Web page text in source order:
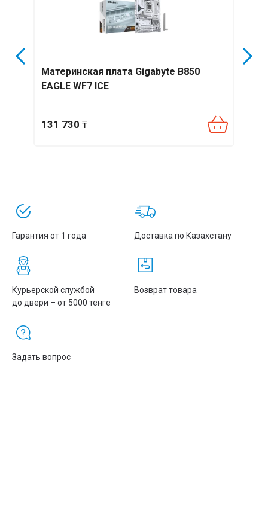
Материнская плата Gigabyte B850
EAGLE WF7 ICE
131 730 ₸
Гарантия от 1 года Доставка по Казахстану
Курьерской службой
до двери – от 5000 тенге
Возврат товара
Задать вопрос